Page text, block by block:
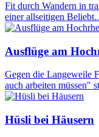
Fit durch Wandern in
einer allseitigen
Ausflüge am
Gegen die Langeweile
auch arbeiten müssen"
Hüsli bei Häusern